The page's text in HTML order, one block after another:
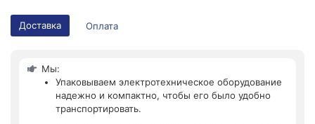
Доставка Оплата
Мы:
Упаковываем электротехническое оборудование
надежно и компактно, чтобы его было удобно
транспортировать.